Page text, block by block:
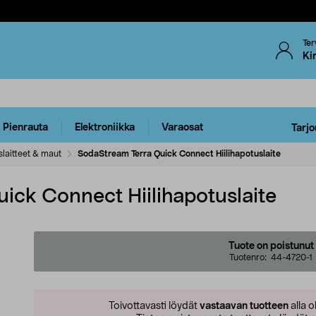
Pienrauta Elektroniikka Varaosat
& maut SodaStream Terra Quick Connect Hiilihapotuslaite
Connect Hiilihapotuslaite
Tuote on poistunut
Tuotenro: 44-4720-1
Toivottavasti löydät vastaavan tuotteen alla